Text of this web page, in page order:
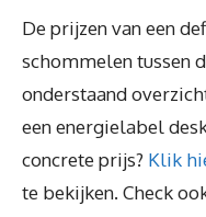
De prijzen van een
schommelen tussen
onderstaand
een energielabel
concrete prijs? Klik
te bekijken. Check